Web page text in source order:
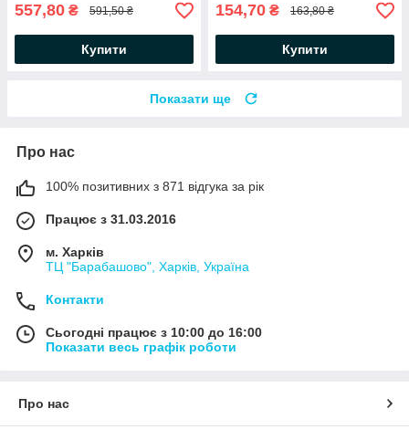
557,80 ₴ 591,50 ₴
Купити
154,70 ₴ 163,80 ₴
Купити
Показати ще
Про нас
100% позитивних з 871 відгука за рік
Працює з 31.03.2016
м. Харків
ТЦ "Барабашово", Харків, Україна
Контакти
Сьогодні працює з 10:00 до 16:00
Показати весь графік роботи
Про нас